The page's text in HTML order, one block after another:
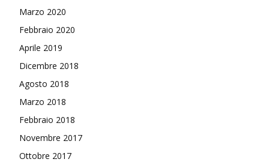
Marzo 2020
Febbraio 2020
Aprile 2019
Dicembre 2018
Agosto 2018
Marzo 2018
Febbraio 2018
Novembre 2017
Ottobre 2017